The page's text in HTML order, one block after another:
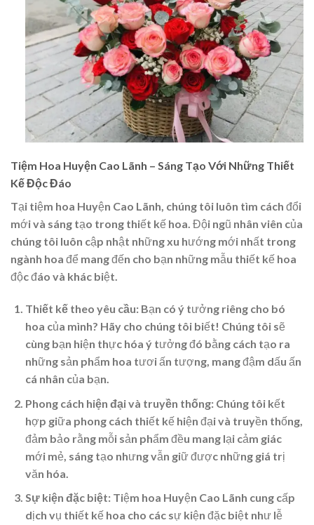
Tiệm Hoa Huyện Cao Lãnh – Sáng Tạo Với Những Thiết
Kế Độc Đáo
Tại tiệm hoa Huyện Cao Lãnh, chúng tôi luôn tìm cách đổi
mới và sáng tạo trong thiết kế hoa. Đội ngũ nhân viên của
chúng tôi luôn cập nhật những xu hướng mới nhất trong
ngành hoa để mang đến cho bạn những mẫu thiết kế hoa
độc đáo và khác biệt.
Thiết kế theo yêu cầu: Bạn có ý tưởng riêng cho bó
hoa của mình? Hãy cho chúng tôi biết! Chúng tôi sẽ
cùng bạn hiện thực hóa ý tưởng đó bằng cách tạo ra
những sản phẩm hoa tươi ấn tượng, mang đậm dấu ấn
cá nhân của bạn.
Phong cách hiện đại và truyền thống: Chúng tôi kết
hợp giữa phong cách thiết kế hiện đại và truyền thống,
đảm bảo rằng mỗi sản phẩm đều mang lại cảm giác
mới mẻ, sáng tạo nhưng vẫn giữ được những giá trị
văn hóa.
Sự kiện đặc biệt: Tiệm hoa Huyện Cao Lãnh cung cấp
dịch vụ thiết kế hoa cho các sự kiện đặc biệt như lễ